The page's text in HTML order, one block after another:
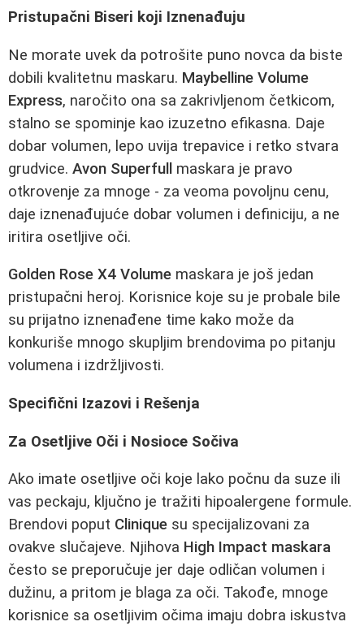
Pristupačni Biseri koji Iznenađuju
Ne morate uvek da potrošite puno novca da biste
dobili kvalitetnu maskaru. Maybelline Volume
Express, naročito ona sa zakrivljenom četkicom,
stalno se spominje kao izuzetno efikasna. Daje
dobar volumen, lepo uvija trepavice i retko stvara
grudvice. Avon Superfull maskara je pravo
otkrovenje za mnoge - za veoma povoljnu cenu,
daje iznenađujuće dobar volumen i definiciju, a ne
iritira osetljive oči.
Golden Rose X4 Volume maskara je još jedan
pristupačni heroj. Korisnice koje su je probale bile
su prijatno iznenađene time kako može da
konkuriše mnogo skupljim brendovima po pitanju
volumena i izdržljivosti.
Specifični Izazovi i Rešenja
Za Osetljive Oči i Nosioce Sočiva
Ako imate osetljive oči koje lako počnu da suze ili
vas peckaju, ključno je tražiti hipoalergene formule.
Brendovi poput Clinique su specijalizovani za
ovakve slučajeve. Njihova High Impact maskara
često se preporučuje jer daje odličan volumen i
dužinu, a pritom je blaga za oči. Takođe, mnoge
korisnice sa osetljivim očima imaju dobra iskustva